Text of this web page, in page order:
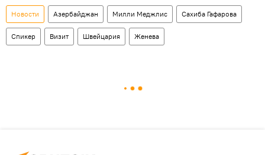
Новости Азербайджан Милли Меджлис Сахиба Гафарова
Спикер Визит Швейцария Женева